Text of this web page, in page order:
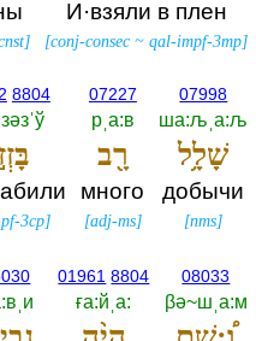
И·взяли в плен
[conj-consec ~qal-impf-3mp]
]
07998
ша:љˌа:љ
שָׁלָ֥ל
добычи
[nms]
07227
рˌа:в
רָ֖ב
много
[adj-ms]
8804
3cp]
08033
βә~шˌа:м
01961 8804
ға:йˌа:‎